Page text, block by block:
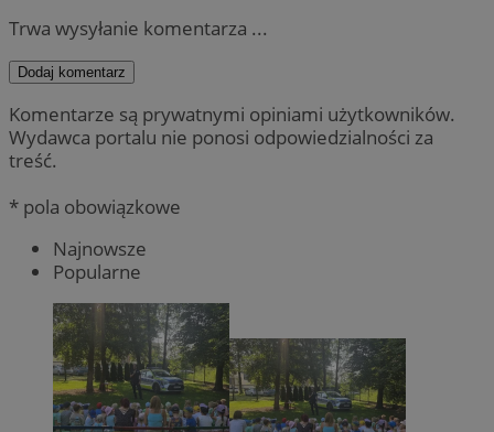
Trwa wysyłanie komentarza ...
Dodaj komentarz
Komentarze są prywatnymi opiniami użytkowników.
Wydawca portalu nie ponosi odpowiedzialności za
treść.
* pola obowiązkowe
Najnowsze
Popularne